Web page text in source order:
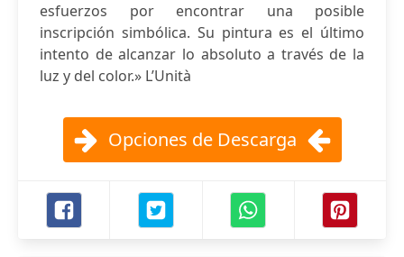
esfuerzos por encontrar una posible
inscripción simbólica. Su pintura es el último
intento de alcanzar lo absoluto a través de la
luz y del color.» L’Unità
Opciones de Descarga